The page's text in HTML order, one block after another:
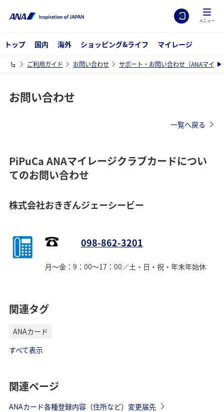
メニュー
トップ 国内 海外 ショッピング&ライフ マイレージ
ご利用ガイド お問い合わせ サポート・お問い合わせ（ANAマイレ
お問い合わせ
一覧へ戻る
PiPuCa ANAマイレージクラブカードについ
てのお問い合わせ
株式会社おきぎんジェーシービー
098-862-3201
月～金：9：00～17：00／土・日・祝・年末年始休
関連タグ
ANAカード
すべて表示
関連ページ
ANAカード各種登録内容（住所など）変更届先